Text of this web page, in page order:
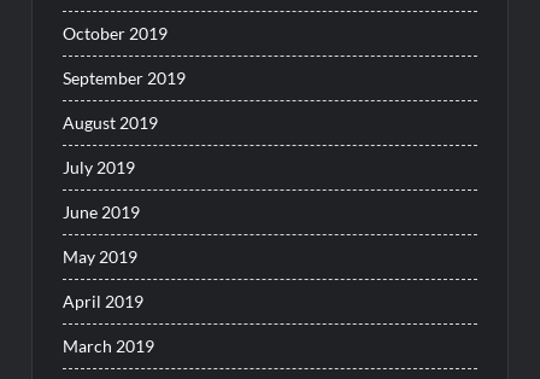
October 2019
September 2019
August 2019
July 2019
June 2019
May 2019
April 2019
March 2019